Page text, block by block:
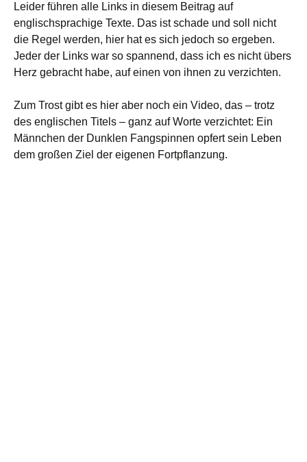
Leider führen alle Links in diesem Beitrag auf
englischsprachige Texte. Das ist schade und soll nicht
die Regel werden, hier hat es sich jedoch so ergeben.
Jeder der Links war so spannend, dass ich es nicht übers
Herz gebracht habe, auf einen von ihnen zu verzichten.
Zum Trost gibt es hier aber noch ein Video, das – trotz
des englischen Titels – ganz auf Worte verzichtet: Ein
Männchen der Dunklen Fangspinnen opfert sein Leben
dem großen Ziel der eigenen Fortpflanzung.